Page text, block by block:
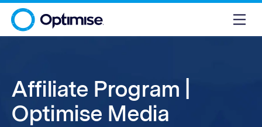
Affiliate Program |
Optimise Media